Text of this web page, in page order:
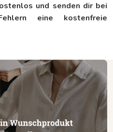
und senden dir bei
eine kostenfreie